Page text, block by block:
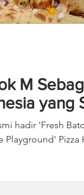
M
yang
hadir 'Fresh
Playground'